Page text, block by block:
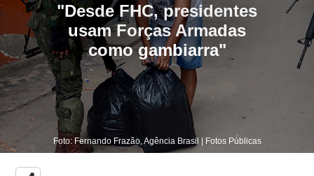
"Desde FHC, presidentes
usam Forças Armadas
como gambiarra"
Foto: Fernando Frazão, Agência Brasil | Fotos Públicas